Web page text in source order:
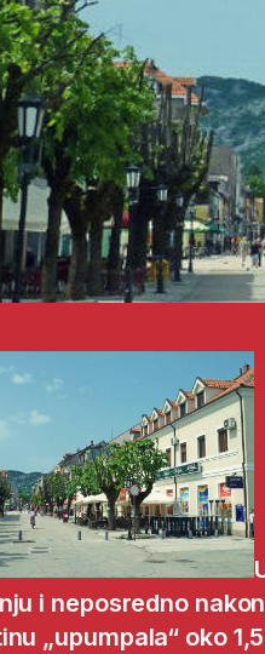
i neposredno
„upumpala“ oko